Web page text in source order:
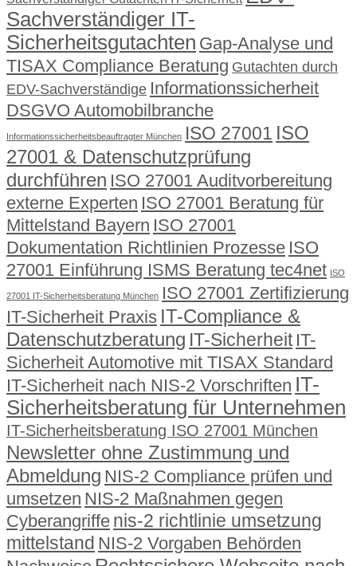
Sachverständiger IT-
Sicherheitsgutachten Gap-Analyse und
TISAX Compliance Beratung Gutachten durch
EDV-Sachverständige Informationssicherheit
DSGVO Automobilbranche
Informationssicherheitsbeauftragter München ISO 27001 ISO
27001 & Datenschutzprüfung
durchführen ISO 27001 Auditvorbereitung
externe Experten ISO 27001 Beratung für
Mittelstand Bayern ISO 27001
Dokumentation Richtlinien Prozesse ISO
27001 Einführung ISMS Beratung tec4net ISO
27001 IT-Sicherheitsberatung München ISO 27001 Zertifizierung
IT-Sicherheit Praxis IT-Compliance &
Datenschutzberatung IT-Sicherheit IT-
Sicherheit Automotive mit TISAX Standard
IT-Sicherheit nach NIS-2 Vorschriften IT-
Sicherheitsberatung für Unternehmen
IT-Sicherheitsberatung ISO 27001 München
Newsletter ohne Zustimmung und
Abmeldung NIS-2 Compliance prüfen und
umsetzen NIS-2 Maßnahmen gegen
Cyberangriffe nis-2 richtlinie umsetzung
mittelstand NIS-2 Vorgaben Behörden